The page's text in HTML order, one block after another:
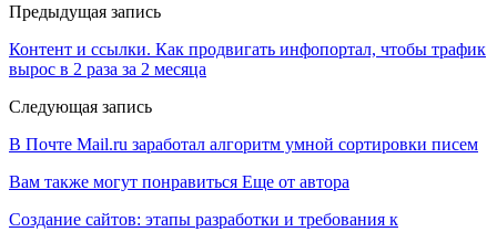
Предыдущая запись
Контент и ссылки. Как продвигать инфопортал, чтобы трафик
вырос в 2 раза за 2 месяца
Следующая запись
В Почте Mail.ru заработал алгоритм умной сортировки писем
Вам также могут понравиться Еще от автора
Создание сайтов: этапы разработки и требования к